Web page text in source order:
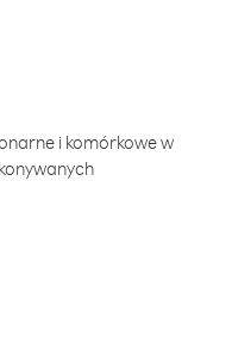
i komórkowe w